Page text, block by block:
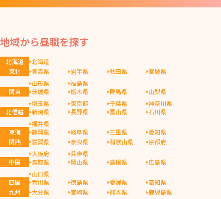
地域から昼職を探す
北海道
北海道
東北
青森県 岩手県 秋田県
宮城県
山形県
福島県
関東
茨城県 栃木県 群馬県
山梨県
埼玉県
東京都 千葉県
神奈川県
北信越
新潟県 長野県 富山県
石川県
福井県
東海
静岡県 岐阜県 三重県
愛知県
関西
滋賀県 奈良県 和歌山県
京都府
大阪府
兵庫県
中国
鳥取県 岡山県 島根県
広島県
山口県
四国
香川県 徳島県 愛媛県
高知県
九州
大分県 宮崎県 熊本県
鹿児島県